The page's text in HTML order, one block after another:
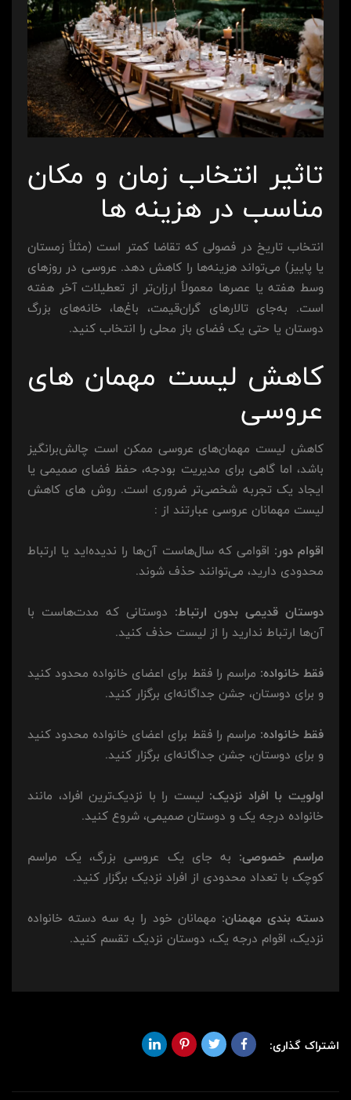
تاثیر انتخاب زمان و مکان
مناسب در هزینه ها
انتخاب تاریخ در فصولی که تقاضا کمتر است (مثلاً زمستان
یا پاییز) می‌تواند هزینه‌ها را کاهش دهد. عروسی در روزهای
وسط هفته یا عصرها معمولاً ارزان‌تر از تعطیلات آخر هفته
است. به‌جای تالارهای گران‌قیمت، باغ‌ها، خانه‌های بزرگ
دوستان یا حتی یک فضای باز محلی را انتخاب کنید.
کاهش لیست مهمان های
عروسی
کاهش لیست مهمان‌های عروسی ممکن است چالش‌برانگیز
باشد، اما گاهی برای مدیریت بودجه، حفظ فضای صمیمی یا
ایجاد یک تجربه شخصی‌تر ضروری است. روش های کاهش
لیست مهمانان عروسی عبارتند از :
اقوام دور: اقوامی که سال‌هاست آن‌ها را ندیده‌اید یا ارتباط
محدودی دارید، می‌توانند حذف شوند.
دوستان قدیمی بدون ارتباط: دوستانی که مدت‌هاست با
آن‌ها ارتباط ندارید را از لیست حذف کنید.
فقط خانواده: مراسم را فقط برای اعضای خانواده محدود کنید
و برای دوستان، جشن جداگانه‌ای برگزار کنید.
فقط خانواده: مراسم را فقط برای اعضای خانواده محدود کنید
و برای دوستان، جشن جداگانه‌ای برگزار کنید.
اولویت با افراد نزدیک: لیست را با نزدیک‌ترین افراد، مانند
خانواده درجه یک و دوستان صمیمی، شروع کنید.
مراسم خصوصی: به جای یک عروسی بزرگ، یک مراسم
کوچک با تعداد محدودی از افراد نزدیک برگزار کنید.
دسته بندی مهمنان: مهمانان خود را به سه دسته خانواده
نزدیک، اقوام درجه یک، دوستان نزدیک تقسم کنید.
اشتراک گذاری: